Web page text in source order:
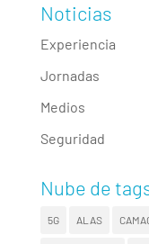
Noticias
Experiencia
Jornadas
Medios
Seguridad
Nube de
5G ALAS